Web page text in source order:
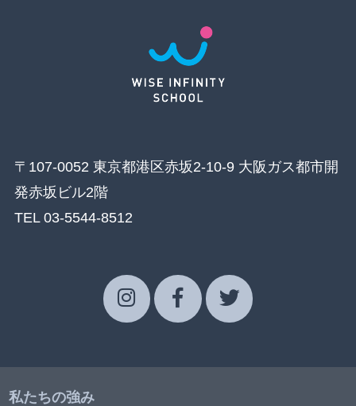
〒107-0052 東京都港区赤坂2-10-9 大阪ガス都市開
発赤坂ビル2階
TEL 03-5544-8512
私たちの強み